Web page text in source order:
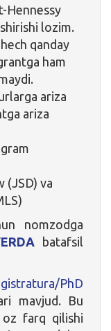
Hennessy
lozim.
qanday
ham
ariza
ariza
(JSD) va
nomzodga
batafsil
PhD
mavjud. Bu
oz farq qilishi